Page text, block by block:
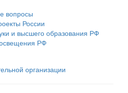
вопросы
России
и высшего образования РФ
РФ
организации